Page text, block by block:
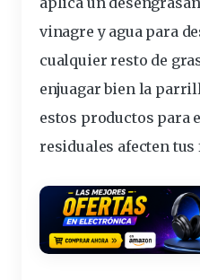
vinagre y agua para
cualquier resto de
enjuagar bien la
estos productos para
residuales afecten tus